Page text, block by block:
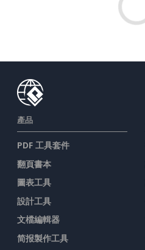
產品
PDF 工具套件
翻頁書本
圖表工具
設計工具
文檔編輯器
简报製作工具